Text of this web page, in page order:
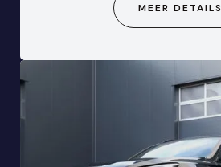
MEER DETAILS
KLIK HIER